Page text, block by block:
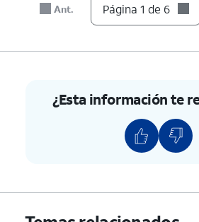
Ant. Página 1 de 6
¿Esta información te